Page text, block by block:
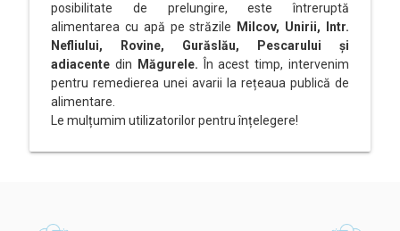
posibilitate de prelungire, este întreruptă
alimentarea cu apă pe străzile
Milcov, Unirii, Intr.
Nefliului, Rovine, Gurăslău, Pescarului și
adiacentedin Măgurele. În acest timp, intervenim
pentru remedierea unei avarii la rețeaua publică de
alimentare.
Le mulțumim utilizatorilor pentru înțelegere!